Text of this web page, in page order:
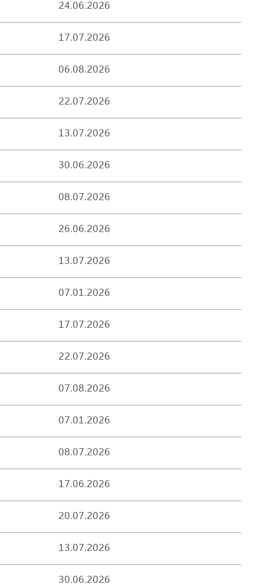
24.06.2026
17.07.2026
06.08.2026
22.07.2026
13.07.2026
30.06.2026
08.07.2026
26.06.2026
13.07.2026
07.01.2026
17.07.2026
22.07.2026
07.08.2026
07.01.2026
08.07.2026
17.06.2026
20.07.2026
13.07.2026
30.06.2026